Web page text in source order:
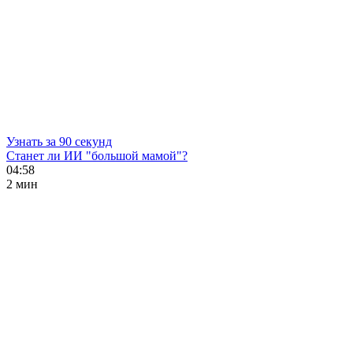
Узнать за 90 секунд
Станет ли ИИ "большой мамой"?
04:58
2 мин